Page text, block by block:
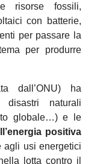
risorse fossili,
con batterie,
per passare la
per produrre
dall’ONU) ha
naturali
globale…) e le
positiva
agli usi energetici
lotta contro il